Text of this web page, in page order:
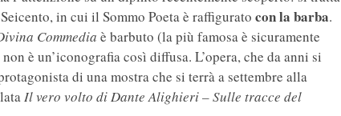
in cui il Sommo Poeta è raffigurato con la barba.
Commedia è barbuto (la più famosa è sicuramente
è un’iconografia così diffusa. L’opera, che da anni si
di una mostra che si terrà a settembre alla
Il vero volto di Dante Alighieri – Sulle tracce del